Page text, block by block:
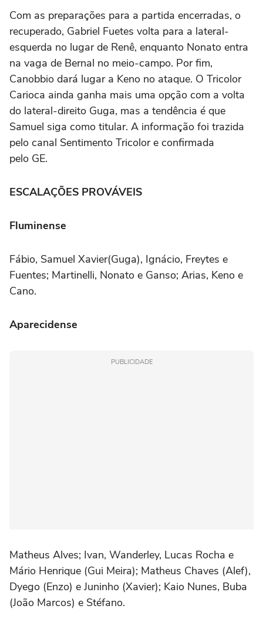
Com as preparações para a partida encerradas, o
recuperado, Gabriel Fuetes volta para a lateral-
esquerda no lugar de Renê, enquanto Nonato entra
na vaga de Bernal no meio-campo. Por fim,
Canobbio dará lugar a Keno no ataque. O Tricolor
Carioca ainda ganha mais uma opção com a volta
do lateral-direito Guga, mas a tendência é que
Samuel siga como titular. A informação foi trazida
pelo canal Sentimento Tricolor e confirmada
pelo GE.
ESCALAÇÕES PROVÁVEIS
Fluminense
Fábio, Samuel Xavier(Guga), Ignácio, Freytes e
Fuentes; Martinelli, Nonato e Ganso; Arias, Keno e
Cano.
Aparecidense
PUBLICIDADE
Matheus Alves; Ivan, Wanderley, Lucas Rocha e
Mário Henrique (Gui Meira); Matheus Chaves (Alef),
Dyego (Enzo) e Juninho (Xavier); Kaio Nunes, Buba
(João Marcos) e Stéfano.